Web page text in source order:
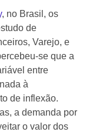
, no Brasil, os
de
Varejo, e
se que a
entre
à
de inflexão.
a demanda por
o valor dos